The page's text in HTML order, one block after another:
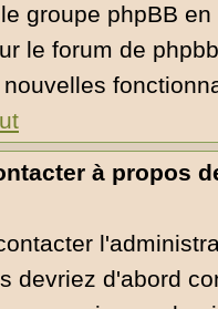
groupe phpBB
le forum de
à propos
devriez d'abord